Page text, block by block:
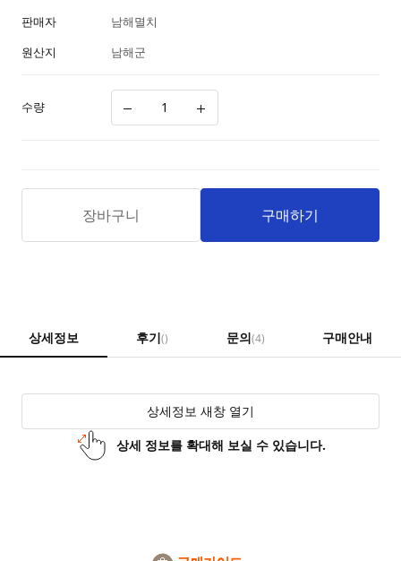
판매자
남해멸치
원산지
남해군
수량
장바구니 구매하기
상세정보 후기() 문의(4) 구매안내
상세정보 새창 열기
상세 정보를 확대해 보실 수 있습니다.